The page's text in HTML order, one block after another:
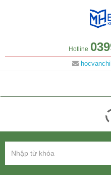
Hotline